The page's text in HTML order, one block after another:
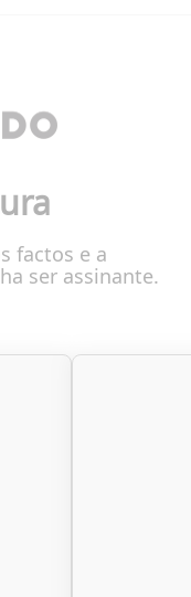
factos e a
ser assinante.